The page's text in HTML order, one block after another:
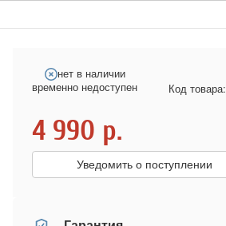
нет в наличии
временно недоступен
Код товара:
4 990 р.
Уведомить о поступлении